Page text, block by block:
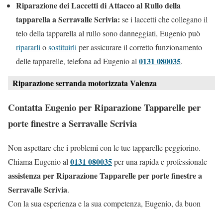
Riparazione dei Laccetti di Attacco al Rullo della
tapparella a Serravalle Scrivia: se i laccetti che collegano il
telo della tapparella al rullo sono danneggiati, Eugenio può
ripararliosostituirliper assicurare il corretto funzionamento
delle tapparelle, telefona ad Eugenio al0131 080035.
Riparazione serranda motorizzata Valenza
Contatta Eugenio per Riparazione Tapparelle per
porte finestre a Serravalle Scrivia
Non aspettare che i problemi con le tue tapparelle peggiorino.
Chiama Eugenio al 0131 080035per una rapida e professionale
assistenza per Riparazione Tapparelle per porte finestre a
Serravalle Scrivia.
Con la sua esperienza e la sua competenza, Eugenio, da buon